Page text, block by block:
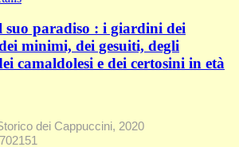
suo paradiso : i giardini dei
minimi, dei gesuiti, degli
camaldolesi e dei certosini in età
dei Cappuccini, 2020